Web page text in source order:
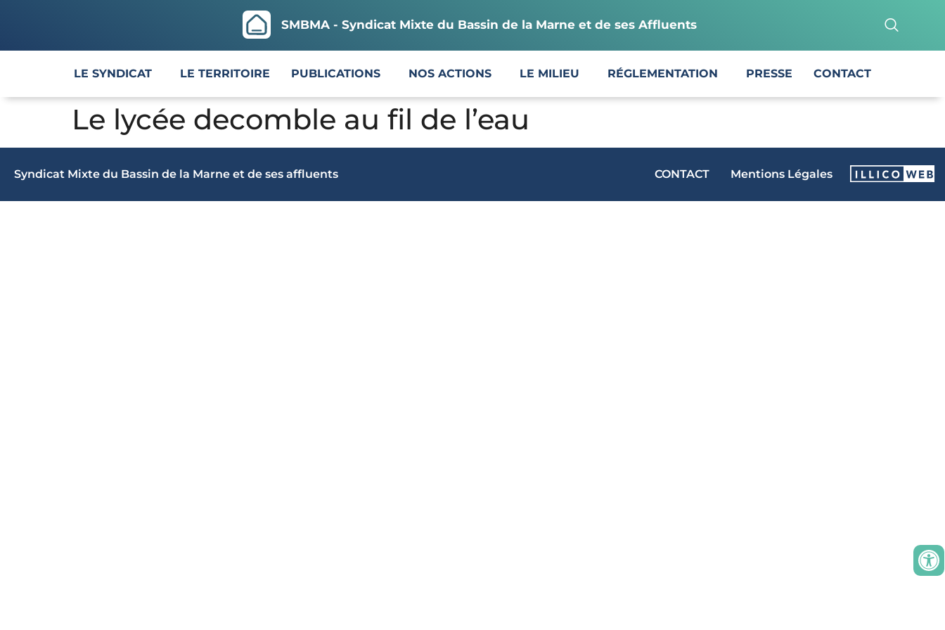
SMBMA - Syndicat Mixte du Bassin de la Marne et de ses Affluents
LE SYNDICAT LE TERRITOIRE PUBLICATIONS NOS ACTIONS LE MILIEU RÉGLEMENTATION PRESSE CONTACT
Le lycée decomble au fil de l’eau
Syndicat Mixte du Bassin de la Marne et de ses affluents CONTACT Mentions Légales